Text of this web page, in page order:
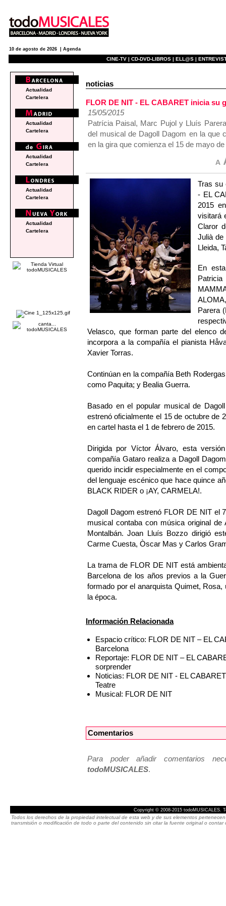
10 de agosto de 2026 | Agenda
CINE-TV | CD-DVD-LIBROS | ELL@S |
noticias
FLOR DE NIT - EL CABARET inicia su
15/05/2015
Patrícia Paisal, Marc Pujol y Lluís
del musical de Dagoll Dagom en la que
en la gira que comienza el 15 de mayo
Tras su
- EL
2015
visitará
Claror
Julià de
Lleida,
En
Parera
Velasco, que forman parte del elenco
incorpora a la compañía el pianista
Xavier Torras.
Continúan en la compañía Beth
como Paquita; y Bealia Guerra.
Basado en el popular musical de
estrenó oficialmente el 15 de octubre de
en cartel hasta el 1 de febrero de 2015.
Dirigida por Víctor Álvaro, esta
compañía Gataro realiza a Dagoll
querido incidir especialmente en el
del lenguaje escénico que hace quince
BLACK RIDER o ¡AY, CARMELA!.
Dagoll Dagom estrenó FLOR DE NIT el
musical contaba con música original
Montalbán. Joan Lluís Bozzo dirigió
Carme Cuesta, Òscar Mas y Carlos
La trama de FLOR DE NIT está
Barcelona de los años previos a la
formado por el anarquista Quimet,
la época.
Información Relacionada
Espacio crítico: FLOR DE NIT – EL
Barcelona
Reportaje: FLOR DE NIT – EL
sorprender
Noticias: FLOR DE NIT - EL
Teatre
Musical: FLOR DE NIT
Comentarios
Para poder añadir comentarios
todoMUSICALES.
Actualidad
Cartelera
Actualidad
Cartelera
Actualidad
Cartelera
Actualidad
Cartelera
Actualidad
Cartelera
Copyright © 2008-2015 todoMUSICALES.
Todos los derechos de la propiedad intelectual de esta web y de sus elementos
transmisión o modificación de todo o parte del contenido sin citar la fuente original o